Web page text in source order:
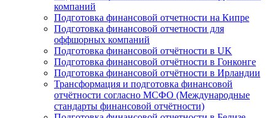
компаний
Подготовка финансовой отчетности на Кипре
Подготовка финансовой отчетности для
оффшорных компаний
Подготовка финансовой отчётности в UK
Подготовка финансовой отчётности в Гонконге
Подготовка финансовой отчётности в Ирландии
Трансформация и подготовка финансовой
отчётности согласно МСФО (Международные
стандарты финансовой отчётности)